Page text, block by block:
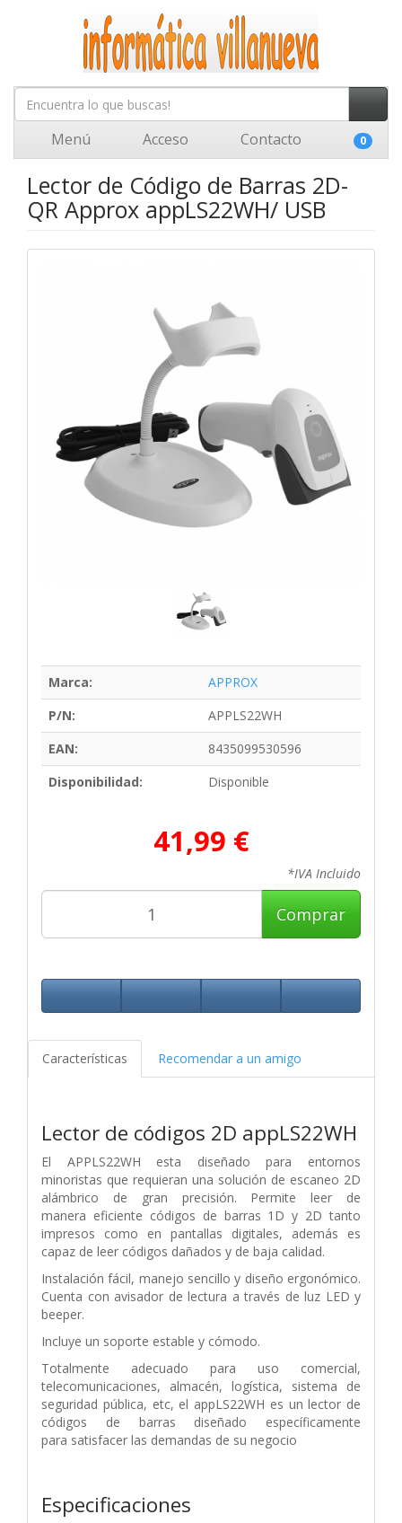
Menú Acceso Contacto 0
Lector de Código de Barras 2D-
QR Approx appLS22WH/ USB
Marca:
APPROX
P/N:
APPLS22WH
EAN:
8435099530596
Disponibilidad:
Disponible
41,99 €
*IVA Incluido
Comprar
Características Recomendar a un amigo
Lector de códigos 2D appLS22WH
El APPLS22WH esta diseñado para entornos
minoristas que requieran una solución de escaneo 2D
alámbrico de
gran precisión. Permite leer de
manera eficiente códigos de barras 1D y 2D tanto
impresos como en pantallas digitales, además es
capaz de leer códigos dañados y de baja calidad.
Instalación fácil, manejo sencillo y diseño ergonómico.
Cuenta con avisador de lectura a través de luz LED y
beeper.
Incluye un soporte estable y cómodo.
Totalmente adecuado para uso comercial,
telecomunicaciones, almacén, logística, sistema de
seguridad pública, etc, el appLS22WH es un lector de
códigos de barras diseñado específicamente
para satisfacer las demandas de su negocio
Especificaciones